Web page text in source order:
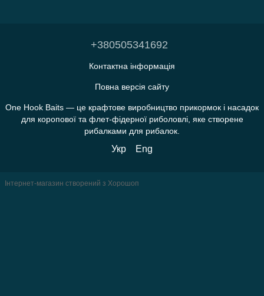
+380505341692
Контактна інформація
Повна версія сайту
One Hook Baits — це крафтове виробництво прикормок і насадок
для коропової та флет-фідерної риболовлі, яке створене
рибалками для рибалок.
Укр Eng
Інтернет-магазин створений з Хорошоп